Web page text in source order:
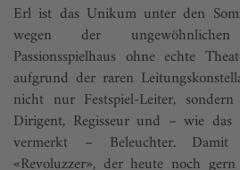
Erl ist das Unikum unter den
wegen der
Passionsspielhaus ohne echte
aufgrund der raren
nicht nur Festspiel-Leiter,
Dirigent, Regisseur und – wie das
vermerkt – Beleuchter.